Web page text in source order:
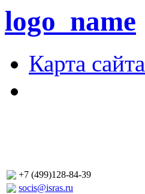
logo_name
Карта сайта
+7 (499)128-84-39
socis@isras.ru